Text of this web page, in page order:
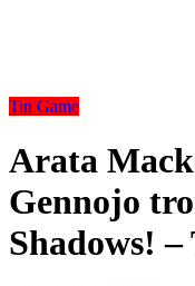
Tin Game
Arata
Gennojo
Shadows!